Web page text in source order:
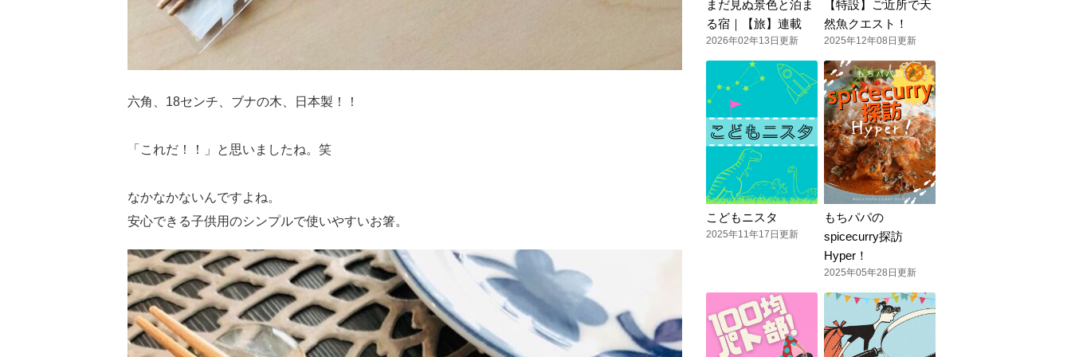
六角、18センチ、ブナの木、日本製！！
「これだ！！」と思いましたね。笑
なかなかないんですよね。
安心できる子供用のシンプルで使いやすいお箸。
まだ見ぬ景色と泊ま
る宿｜【旅】連載
2026年02年13日更新
【特設】ご近所で天
然魚クエスト！
2025年12年08日更新
こどもニスタ
2025年11年17日更新
もちパパの
spicecurry探訪
Hyper！
2025年05年28日更新